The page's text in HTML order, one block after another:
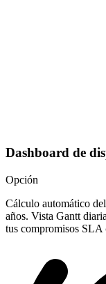
Dashboard de
Opción
Cálculo automático
años. Vista Gantt
tus compromisos SLA